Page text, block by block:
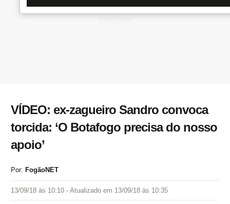
VÍDEO: ex-zagueiro Sandro convoca
torcida: ‘O Botafogo precisa do nosso
apoio’
Por: FogãoNET
13/09/18 às 10:10 - Atualizado em 13/09/18 às 10:35